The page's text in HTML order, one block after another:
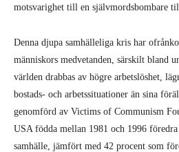
motsvarighet till en självmordsbombare
Denna djupa samhälleliga kris har
människors medvetanden, särskilt bland
världen drabbas av högre arbetslöshet,
bostads- och arbetssituationer än sina
genomförd av Victims of Communism
USA födda mellan 1981 och 1996
samhälle, jämfört med 42 procent som